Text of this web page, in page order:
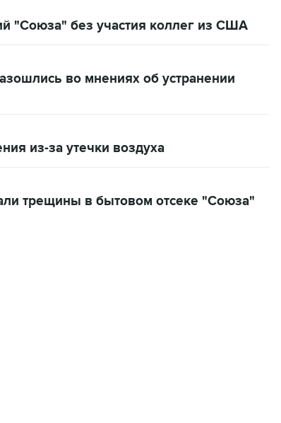
"Союза" без участия коллег из США
во мнениях об устранении
из-за утечки воздуха
трещины в бытовом отсеке "Союза"